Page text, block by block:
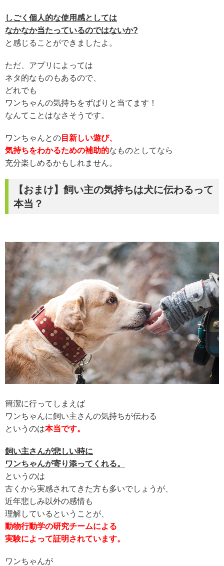
しごく個人的な使用感としては
なかなか当たっているのではないか?
と感じることができましたよ。
ただ、アプリによっては
ネタ的なものもあるので、
どれでも
ワンちゃんの気持ちをずばりと当てます！
なんてことはなさそうです。
ワンちゃんとの 目新しい遊び、
気持ちをわかるための補助的なものとしてなら
充分楽しめるかもしれません。
【おまけ】飼い主の気持ちは犬に伝わるって
本当？
簡潔に行ってしまえば
ワンちゃんに飼い主さんの気持ちが伝わる
というのは本当です。
飼い主さんが悲しい時に
ワンちゃんが寄り添ってくれる。
というのは
古くから実感されてきた方も多いでしょうが、
近年悲しみ以外の感情も
理解しているということが、
動物行動学の研究チームによる
実験によって証明されています。
ワンちゃんが